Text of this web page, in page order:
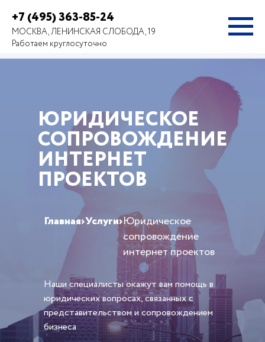
+7 (495) 363-85-24
МОСКВА, ЛЕНИНСКАЯ СЛОБОДА, 19
Работаем круглосуточно
ЮРИДИЧЕСКОЕ
СОПРОВОЖДЕНИЕ
ИНТЕРНЕТ
ПРОЕКТОВ
Главная›Услуги›Юридическое
сопровождение
интернет проектов
Наши специалисты окажут вам помощь в
юридических вопросах, связанных с
представительством и сопровождением
бизнеса